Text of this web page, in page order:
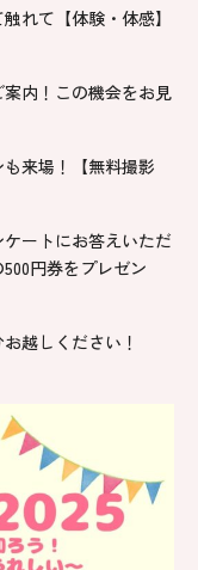
れて【体験・体感】
内！この機会をお見
来場！【無料撮影
ートにお答えいただ
円券をプレゼン
越しください！